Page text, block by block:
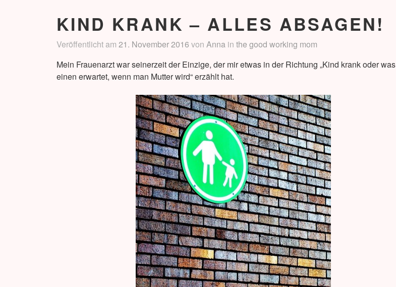
KIND KRANK – ALLES ABSAGEN!
Veröffentlicht am 21. November 2016 von Anna in the good working mom
Mein Frauenarzt war seinerzeit der Einzige, der mir etwas in der Richtung „Kind krank oder was
einen erwartet, wenn man Mutter wird“ erzählt hat.